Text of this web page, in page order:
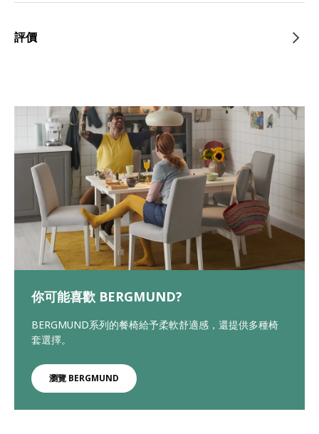
評價
你可能喜歡 BERGMUND?
BERGMUND系列的餐椅給予柔軟舒適感，還提供多種椅
套選擇。
瀏覽 BERGMUND